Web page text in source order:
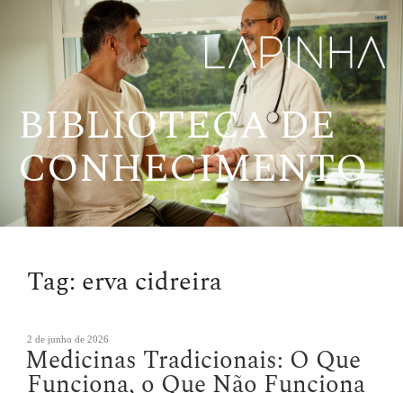
BIBLIOTECA DE
CONHECIMENTO
Tag: erva cidreira
Publicado
em
2 de junho de 2026
Medicinas Tradicionais: O Que
Funciona, o Que Não Funciona